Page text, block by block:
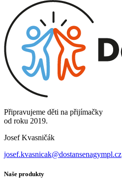
Připravujeme děti na přijímačky
od roku 2019.
Josef Kvasničák
josef.kvasnicak@dostansenagympl.cz
Naše produkty